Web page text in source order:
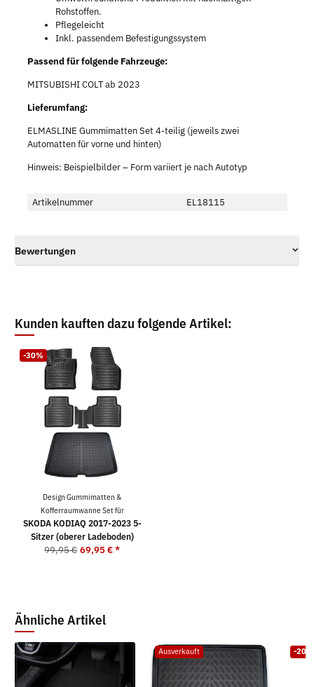
Rohstoffen.
Pflegeleicht
Inkl. passendem Befestigungssystem
Passend für folgende Fahrzeuge:
MITSUBISHI COLT ab 2023
Lieferumfang:
ELMASLINE Gummimatten Set 4-teilig (jeweils zwei
Automatten für vorne und hinten)
Hinweis: Beispielbilder – Form variiert je nach Autotyp
Artikelnummer EL18115
Bewertungen
Kunden kauften dazu folgende Artikel:
-30%
Design Gummimatten &
Kofferraumwanne Set für
SKODA KODIAQ 2017-2023 5-
Sitzer (oberer Ladeboden)
99,95 € 69,95 €*
Ähnliche Artikel
Ausverkauft -20%